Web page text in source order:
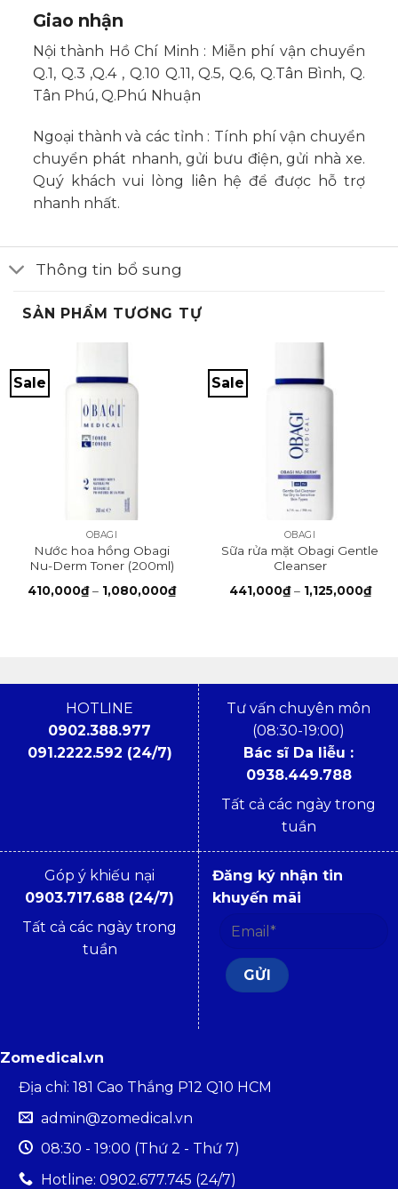
Giao nhận
Nội thành Hồ Chí Minh : Miễn phí vận chuyển
Q.1, Q.3 ,Q.4 , Q.10 Q.11, Q.5, Q.6, Q.Tân Bình, Q.
Tân Phú, Q.Phú Nhuận
Ngoại thành và các tỉnh : Tính phí vận chuyển
chuyển phát nhanh, gửi bưu điện, gửi nhà xe.
Quý khách vui lòng liên hệ để được hỗ trợ
nhanh nhất.
Thông tin bổ sung
SẢN PHẨM TƯƠNG TỰ
Sale
OBAGI
Nước hoa hồng Obagi
Nu-Derm Toner (200ml)
410,000₫ – 1,080,000₫Khoảng
giá:
Sale
OBAGI
Sữa rửa mặt Obagi Gentle
Cleanser
441,000₫ – 1,125,000₫
giá:
HOTLINE
0902.388.977
091.2222.592 (24/7)
Tư vấn chuyên môn
(08:30-19:00)
Bác sĩ Da liễu :
0938.449.788
Tất cả các ngày trong
tuần
Góp ý khiếu nại
0903.717.688 (24/7)
Tất cả các ngày trong
tuần
Đăng ký nhận tin
khuyến mãi
Zomedical.vn
Địa chỉ: 181 Cao Thắng P12 Q10 HCM
admin@zomedical.vn
08:30 - 19:00 (Thứ 2 - Thứ 7)
Hotline: 0902.677.745 (24/7)